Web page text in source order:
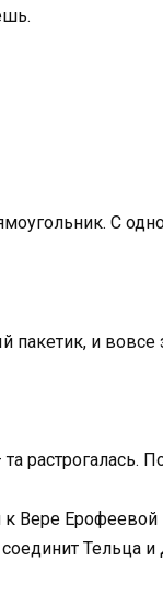
С
пакетик, и вовсе
растрогалась.
Вере Ерофеевой
Тельца и